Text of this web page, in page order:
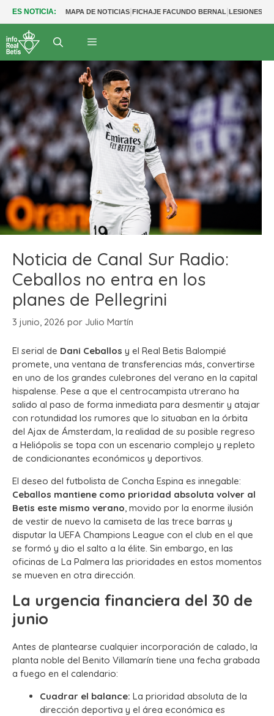
ES NOTICIA: MAPA DE NOTICIAS|FICHAJE FACUNDO BERNAL|LESIONES
Noticia de Canal Sur Radio:
Ceballos no entra en los
planes de Pellegrini
3 junio, 2026 por Julio Martín
El serial de Dani Ceballos y el Real Betis Balompié
promete, una ventana de transferencias más, convertirse
en uno de los grandes culebrones del verano en la capital
hispalense. Pese a que el centrocampista utrerano ha
salido al paso de forma inmediata para desmentir y atajar
con rotundidad los rumores que lo situaban en la órbita
del Ajax de Ámsterdam, la realidad de su posible regreso
a Heliópolis se topa con un escenario complejo y repleto
de condicionantes económicos y deportivos.
El deseo del futbolista de Concha Espina es innegable:
Ceballos mantiene como prioridad absoluta volver al
Betis este mismo verano, movido por la enorme ilusión
de vestir de nuevo la camiseta de las trece barras y
disputar la UEFA Champions League con el club en el que
se formó y dio el salto a la élite. Sin embargo, en las
oficinas de La Palmera las prioridades en estos momentos
se mueven en otra dirección.
La urgencia financiera del 30 de
junio
Antes de plantearse cualquier incorporación de calado, la
planta noble del Benito Villamarín tiene una fecha grabada
a fuego en el calendario:
Cuadrar el balance: La prioridad absoluta de la
dirección deportiva y el área económica es